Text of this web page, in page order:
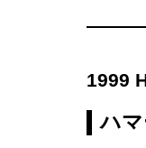
1999
ハ